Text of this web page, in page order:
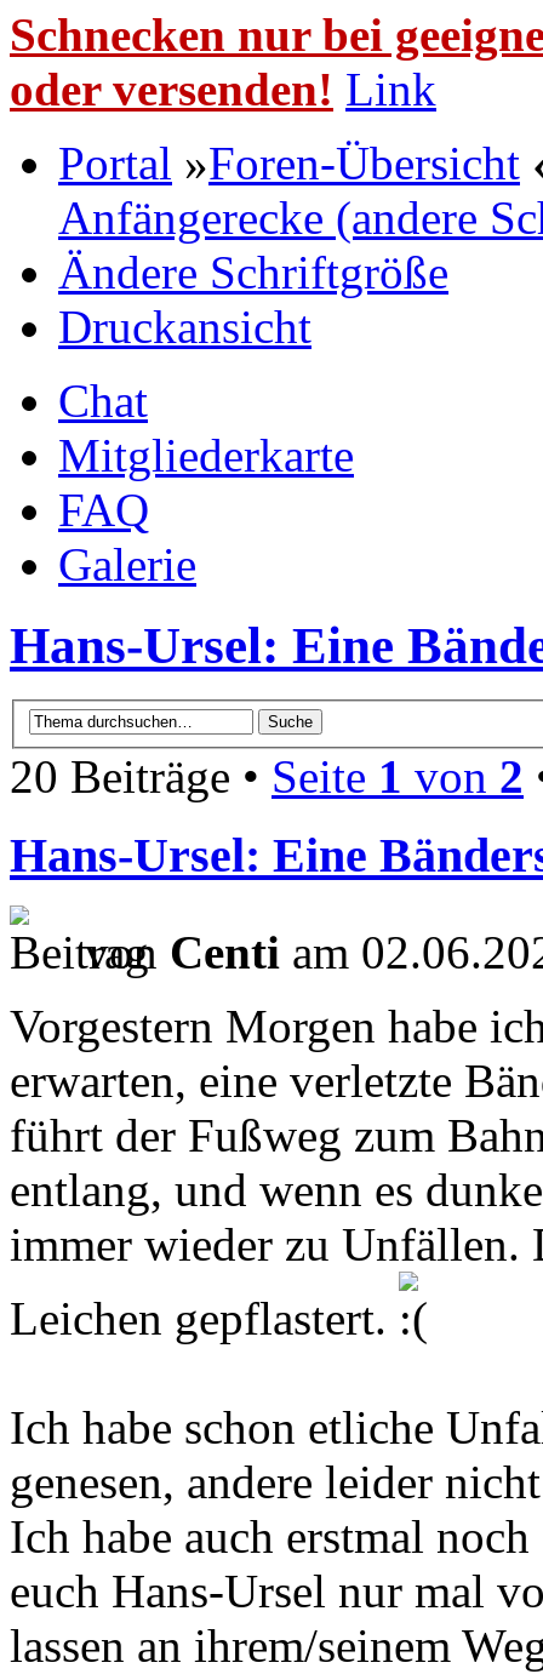
Schnecken nur bei
oder versenden! Link
Portal »Foren-Übersicht
Anfängerecke (andere
Ändere Schriftgröße
Druckansicht
Chat
Mitgliederkarte
FAQ
Galerie
Hans-Ursel: Eine
20 Beiträge • Seite 1 von 2
Hans-Ursel: Eine
von Centi am
Vorgestern Morgen habe
erwarten, eine verletzte
führt der Fußweg zum
entlang, und wenn es
immer wieder zu Unfällen.
Leichen gepflastert.
Ich habe schon etliche
genesen, andere leider
Ich habe auch erstmal
euch Hans-Ursel nur mal
lassen an ihrem/seinem